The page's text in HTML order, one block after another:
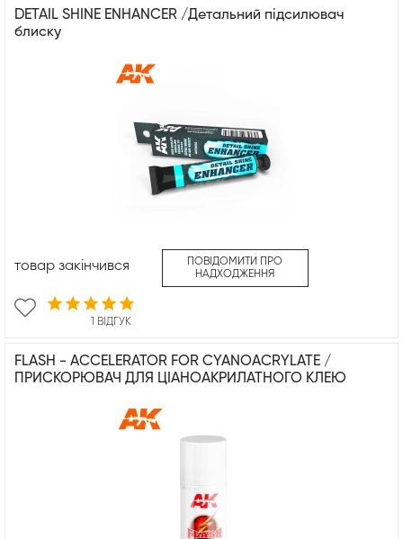
DETAIL SHINE ENHANCER /Детальний підсилювач
блиску
1 ВІДГУК
товар закінчився
ПОВІДОМИТИ ПРО
НАДХОДЖЕННЯ
FLASH - ACCELERATOR FOR CYANOACRYLATE /
ПРИСКОРЮВАЧ ДЛЯ ЦІАНОАКРИЛАТНОГО КЛЕЮ